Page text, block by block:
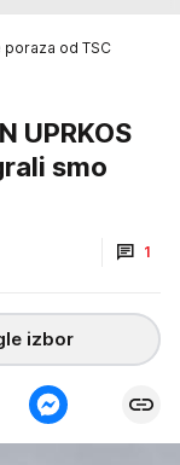
od TSC
UPRKOS
smo
1
izbor